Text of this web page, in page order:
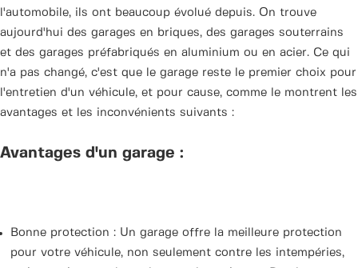
l'automobile, ils ont beaucoup évolué depuis. On trouve
aujourd'hui des garages en briques, des garages souterrains
et des garages préfabriqués en aluminium ou en acier. Ce qui
n'a pas changé, c'est que le garage reste le premier choix pour
l'entretien d'un véhicule, et pour cause, comme le montrent les
avantages et les inconvénients suivants :
Avantages d'un garage :
Bonne protection : Un garage offre la meilleure protection
pour votre véhicule, non seulement contre les intempéries,